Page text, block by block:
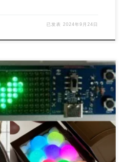
已发表2024年9月24日
maker who specia […]